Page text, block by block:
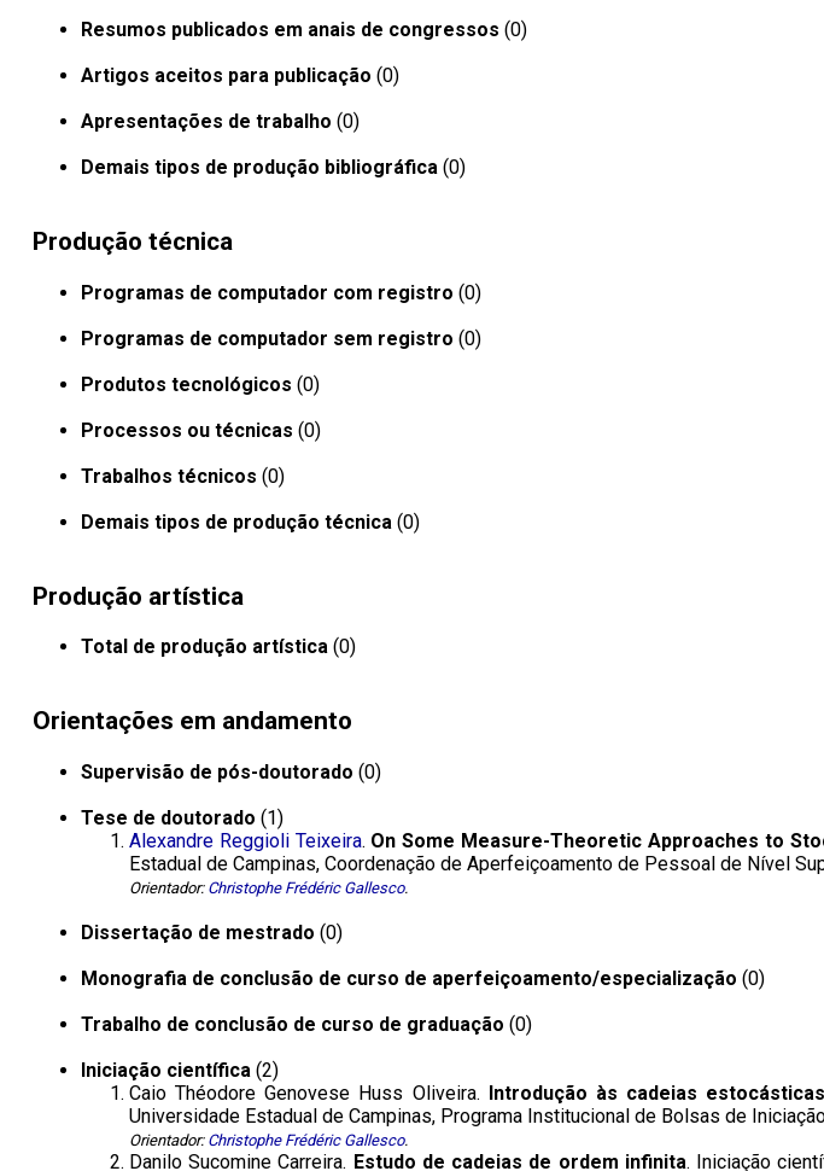
Resumos publicados em anais de congressos (0)
Artigos aceitos para publicação (0)
Apresentações de trabalho (0)
Demais tipos de produção bibliográfica(0)
Produção técnica
Programas de computador com registro (0)
Programas de computador sem registro (0)
Produtos tecnológicos (0)
Processos ou técnicas (0)
Trabalhos técnicos (0)
Demais tipos de produção técnica(0)
Produção artística
Total de produção artística(0)
Orientações em andamento
Supervisão de pós-doutorado (0)
Tese de doutorado (1)
Alexandre Reggioli Teixeira. On Some Measure-Theoretic Approaches to
Estadual de Campinas, Coordenação de Aperfeiçoamento de Pessoal de Nível
Orientador: Christophe Frédéric Gallesco.
Dissertação de mestrado (0)
Monografia de conclusão de curso de aperfeiçoamento/especialização (0)
Trabalho de conclusão de curso de graduação (0)
Iniciação científica(2)
Caio Théodore Genovese Huss Oliveira. Introdução às cadeias
Universidade Estadual de Campinas, Programa Institucional de Bolsas de
Orientador: Christophe Frédéric Gallesco.
Danilo Sucomine Carreira. Estudo de cadeias de ordem infinita. Iniciação